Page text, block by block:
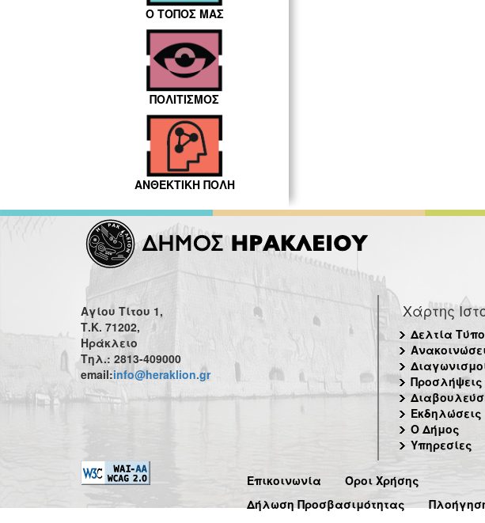
Ο ΤΟΠΟΣ ΜΑΣ
ΠΟΛΙΤΙΣΜΟΣ
ΑΝΘΕΚΤΙΚΗ ΠΟΛΗ
Αγίου Τίτου 1,
Τ.Κ. 71202,
Ηράκλειο
Τηλ.: 2813-409000
email:info@heraklion.gr
Χάρτης
Δελτία
Προσλήψεις
Εκδηλώσεις
Ο Δήμος
Υπηρεσίες
Επικοινωνία
Όροι Χρήσης
Δήλωση Προσβασιμότητας